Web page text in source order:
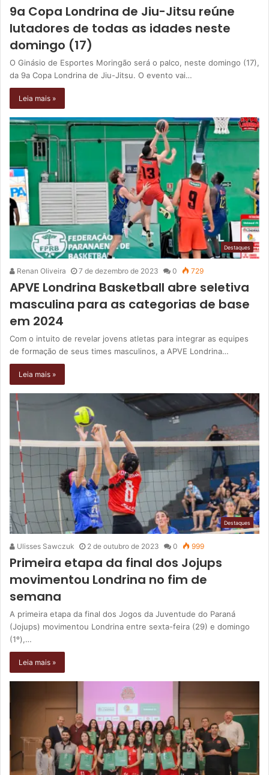
9a Copa Londrina de Jiu-Jitsu reúne
lutadores de todas as idades neste
domingo (17)
O Ginásio de Esportes Moringão será o palco, neste domingo (17),
da 9a Copa Londrina de Jiu-Jitsu. O evento vai…
Leia mais »
Destaques
Renan Oliveira 7 de dezembro de 2023 0 729
APVE Londrina Basketball abre seletiva
masculina para as categorias de base
em 2024
Com o intuito de revelar jovens atletas para integrar as equipes
de formação de seus times masculinos, a APVE Londrina…
Leia mais »
Destaques
Ulisses Sawczuk 2 de outubro de 2023 0 999
Primeira etapa da final dos Jojups
movimentou Londrina no fim de
semana
A primeira etapa da final dos Jogos da Juventude do Paraná
(Jojups) movimentou Londrina entre sexta-feira (29) e domingo
(1º),…
Leia mais »